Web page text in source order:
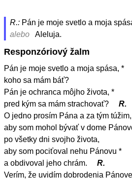
R.: Pán je moje svetlo a moja
alebo
Aleluja.
Responzóriový žalm
Pán je moje svetlo a moja spása, *
koho sa mám báť?
Pán je ochranca môjho života, *
pred kým sa mám strachovať?
R.
O jedno prosím Pána a za tým
aby som mohol bývať v dome
po všetky dni svojho života,
aby som pociťoval nehu Pánovu *
a obdivoval jeho chrám.
R.
Verím, že uvidím dobrodenia